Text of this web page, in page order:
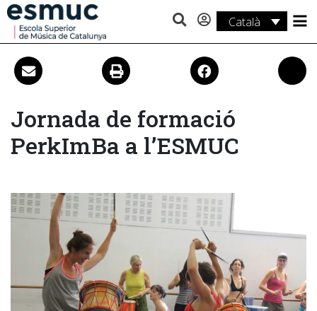
Català
Estudis
Recerca
Activitats
Jornada de formació
PerkImBa a l’ESMUC